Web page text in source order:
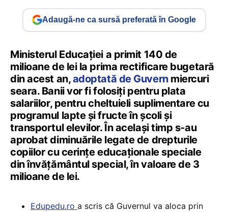
Adaugă-ne ca sursă preferată în Google
Ministerul Educației a primit 140 de
milioane de lei la prima rectificare bugetară
din acest an,adoptată de Guvern miercuri
seara. Banii vor fi folosiți pentru plata
salariilor, pentru cheltuieli suplimentare cu
programul lapte și fructe în școli și
transportul elevilor. În același timp s-au
aprobat diminuările legate de drepturile
copiilor cu cerințe educaționale speciale
din învățământul special, în valoare de 3
milioane de lei.
Edupedu.ro a scris că Guvernul va aloca prin